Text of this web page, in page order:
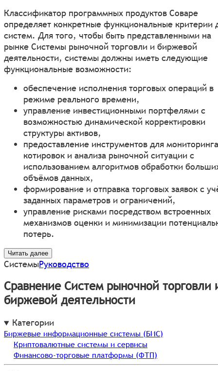
Классификатор программных продуктов Соваре
определяет конкретные функциональные критерии
систем. Для того, чтобы быть представленными на
рынке Системы рыночной торговли и биржевой
деятельности, системы должны иметь следующие
функциональные возможности:
обеспечение исполнения торговых операций в
режиме реального времени,
управление инвестиционными портфелями с
возможностью динамической корректировки
структуры активов,
предоставление инструментов для мониторинга
котировок и анализа рыночной ситуации с
использованием алгоритмов обработки
объёмов данных,
формирование и отправка торговых заявок с
заданных параметров и ограничений,
управление рисками посредством встроенных
механизмов оценки и минимизации
потерь.
Читать далее
СистемыРуководство
Сравнение Систем рыночной торговли
биржевой деятельности
Категории
Биржевые информационные системы (БИС)
Криптовалютные системы и сервисы
Финансово-торговые платформы (ФТП)